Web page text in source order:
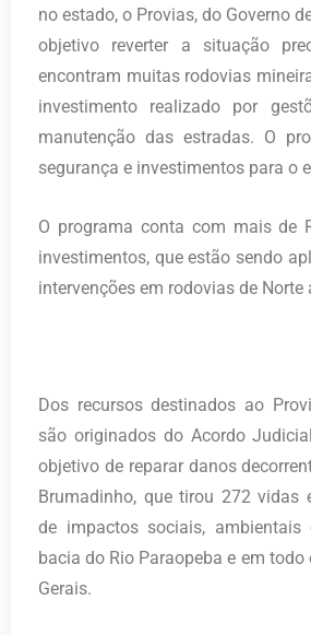
no estado, o Provias, do Governo
objetivo reverter a situação
encontram muitas rodovias
investimento realizado por
manutenção das estradas. O
segurança e investimentos para o
O programa conta com mais de
investimentos, que estão sendo
intervenções em rodovias de Norte
Dos recursos destinados ao
são originados do Acordo
objetivo de reparar danos
Brumadinho, que tirou 272 vidas
de impactos sociais, ambientais
bacia do Rio Paraopeba e em
Gerais.